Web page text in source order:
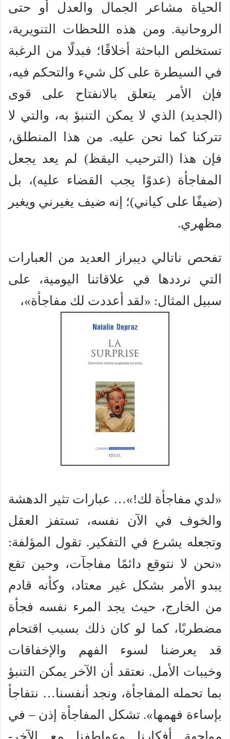
الحياة مشاعر الجمال والعدل أو حتى
الروحانية. ومن هذه اللحظات التنويرية،
تستخلص الباحثة أخلاقًا؛ فبدلًا من الرغبة
في السيطرة على كل شيء والتحكم فيه،
فإن الأمر يتعلق بالانفتاح على قوى
(الجديد) الذي لا يمكن التنبؤ به، والتي لا
تتركنا كما نحن عليه. من هذا المنطلق،
فإن هذا (الترحيب اليقظ) لم يعد يجعل
المفاجأة (عدوًا يجب القضاء عليه)، بل
(ضيفًا على كياني)؛ إنه ضيف يغيرني ويغير
مظهري.
تفحص ناتالي ديبراز العديد من العبارات
التي نرددها في علاقاتنا اليومية، على
سبيل المثال: «لقد أعددت لك مفاجأة»،
«لدي مفاجأة لك!»… عبارات تثير الدهشة
والخوف في الآن نفسه، تستفز العقل
وتجعله يشرع في التفكير. تقول المؤلفة:
«نحن لا نتوقع دائمًا مفاجآت، وحين تقع
يبدو الأمر بشكل غير معتاد، وكأنه قادم
من الخارج، حيث يجد المرء نفسه فجأة
مضطربًا، كما لو كان ذلك بسبب اقتحام
قد يعرضنا لسوء الفهم والإخفاقات
وخيبات الأمل. نعتقد أن الآخر يمكن التنبؤ
بما تحمله المفاجأة، ونجد أنفسنا… نتفاجأ
بإساءة فهمها». تشكل المفاجأة إذن – في
مواجهة أفكارنا وعواطفنا مع الآخر-